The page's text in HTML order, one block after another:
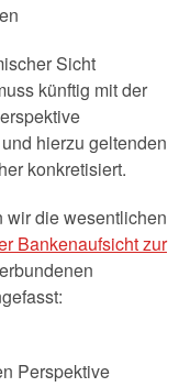
Sicht
künftig mit der
hierzu geltenden
konkretisiert.
wir die wesentlichen
Bankenaufsicht zur
Perspektive